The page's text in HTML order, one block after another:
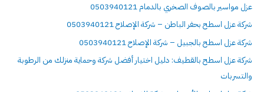
عزل مواسير بالصوف الصخري بالدمام 0503940121
شركة عزل اسطح بحفر الباطن – شركة الإصلاح 0503940121
شركة عزل اسطح بالجبيل – شركة الإصلاح 0503940121
شركة عزل اسطح بالقطيف: دليل اختيار أفضل شركة وحماية منزلك من الرطوبة
والتسربات